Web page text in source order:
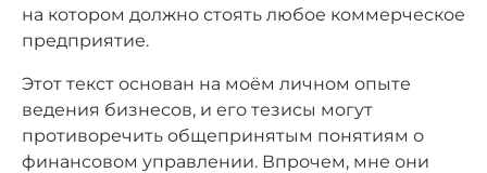
на котором должно стоять любое коммерческое
предприятие.
Этот текст основан на моём личном опыте
ведения бизнесов, и его тезисы могут
противоречить общепринятым понятиям о
финансовом управлении. Впрочем, мне они